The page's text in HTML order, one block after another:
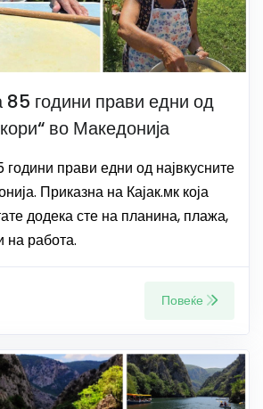
години прави едни од
во Македонија
прави едни од највкусните
Приказна на Кајак.мк која
додека сте на планина, плажа,
на работа.
Повеќе